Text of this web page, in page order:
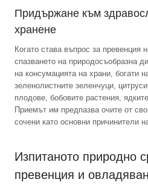
Придържане към
хранене
Когато става въпрос за превенция
спазването на природосъобразна
на консумацията на храни, богати
зеленолистните зеленчуци,
плодове, бобовите растения,
Приемът им предпазва очите от
сочени като основни причинители
Изпитаното природно
превенция и